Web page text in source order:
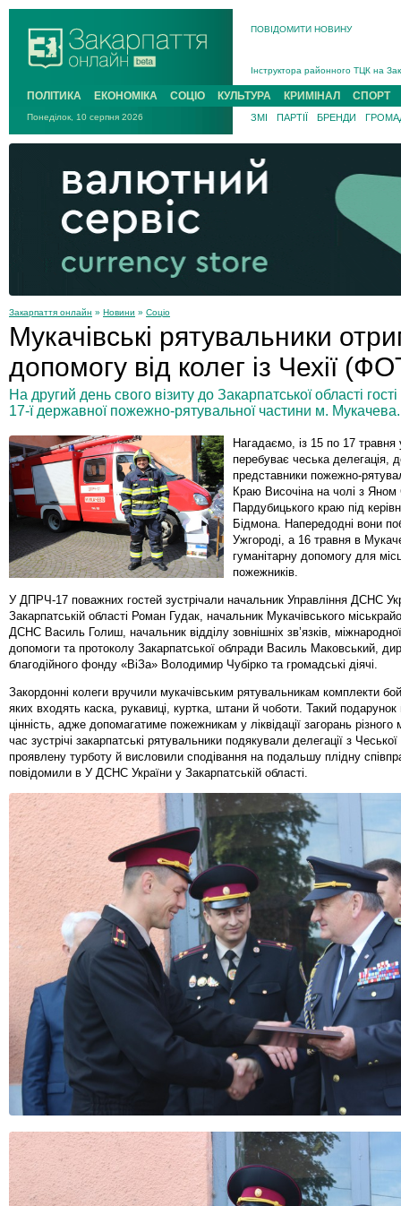
ПОВІДОМИТИ НОВИНУ
Інструктора районного ТЦК на
В Ужгороді попрощаються із
В Ужгороді 5 серпня
Підтвердили загибель
На війні з рф поліг військовий з
На війні загинув 26-річний
ПОЛІТИКА ЕКОНОМІКА СОЦІО КУЛЬТУРА КРИМІНАЛ СПОРТ
Понеділок, 10 серпня 2026 ЗМІ ПАРТІЇ БРЕНДИ
Закарпаття онлайн » Новини » Соціо
Мукачівські рятувальники
допомогу від колег із Чехії
На другий день свого візиту до Закарпатської області
17-ї державної пожежно-рятувальної частини м. Мукачева.
Нагадаємо, із 15 по 17
перебуває чеська делегація,
представники пожежно-
Краю Височіна на чолі з
Пардубицького краю під
Бідмона. Напередодні вони
Ужгороді, а 16 травня в
гуманітарну допомогу для
пожежників.
У ДПРЧ-17 поважних гостей зустрічали начальник Управління ДСНС
Закарпатській області Роман Гудак, начальник Мукачівського
ДСНС Василь Голиш, начальник відділу зовнішніх зв’язків, міжнародної
допомоги та протоколу Закарпатської облради Василь Маковський,
благодійного фонду «ВіЗа» Володимир Чубірко та громадські діячі.
Закордонні колеги вручили мукачівським рятувальникам комплекти
яких входять каска, рукавиці, куртка, штани й чоботи. Такий
цінність, адже допомагатиме пожежникам у ліквідації загорань
час зустрічі закарпатські рятувальники подякували делегації з
проявлену турботу й висловили сподівання на подальшу плідну
повідомили в У ДСНС України у Закарпатській області.